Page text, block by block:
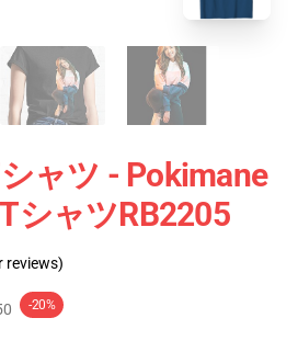
ャツ - Pokimane
シャツRB2205
reviews)
-20%